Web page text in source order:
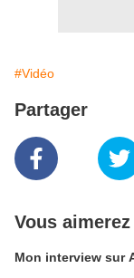
#Vidéo
Partager
Vous
Mon interview sur